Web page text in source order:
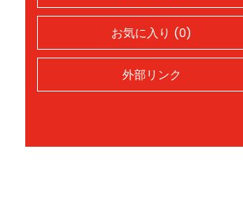
お気に入り (0)
外部リンク